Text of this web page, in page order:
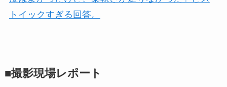
■撮影現場レポート